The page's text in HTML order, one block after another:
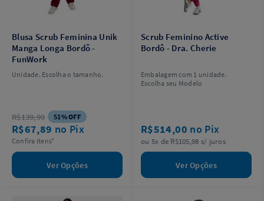
Blusa Scrub Feminina Unik
Manga Longa Bordô -
FunWork
Unidade. Escolha o tamanho.
R$139,90 51% OFF
R$67,89 no Pix
Confira itens*
Ver Opções
Scrub Feminino Active
Bordô - Dra. Cherie
Embalagem com 1 unidade.
Escolha seu Modelo
R$514,00 no Pix
ou 5x de R$105,98 s/ juros
Ver Opções